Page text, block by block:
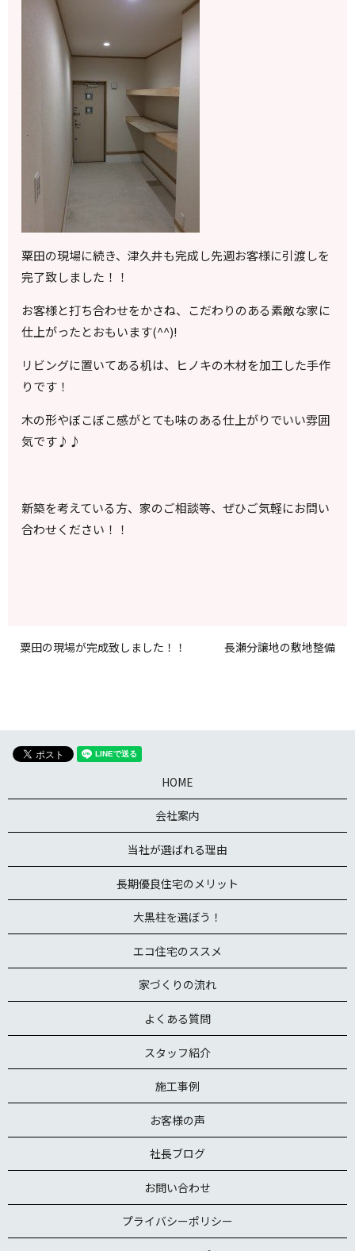
粟田の現場に続き、津久井も完成し先週お客様に引渡しを
完了致しました！！
お客様と打ち合わせをかさね、こだわりのある素敵な家に
仕上がったとおもいます(^^)!
リビングに置いてある机は、ヒノキの木材を加工した手作
りです！
木の形やぼこぼこ感がとても味のある仕上がりでいい雰囲
気です♪♪
新築を考えている方、家のご相談等、ぜひご気軽にお問い
合わせください！！
粟田の現場が完成致しました！！ 長瀬分譲地の敷地整備
HOME
会社案内
当社が選ばれる理由
長期優良住宅のメリット
大黒柱を選ぼう！
エコ住宅のススメ
家づくりの流れ
よくある質問
スタッフ紹介
施工事例
お客様の声
社長ブログ
お問い合わせ
プライバシーポリシー